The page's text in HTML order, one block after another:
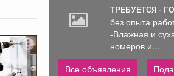
ТРЕБУЕТСЯ -
без опыта
-Влажная и
номеров и...
Все объявления